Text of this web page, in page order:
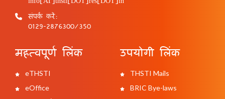
संपर्क करें:
0129-2876300/350
महत्वपूर्ण लिंक
eTHSTI
eOffice
उपयोगी लिंक
THSTI Mails
BRIC Bye-laws